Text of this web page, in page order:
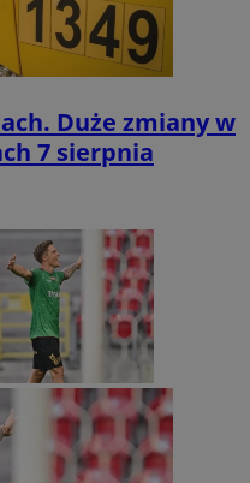
Duże zmiany w
7 sierpnia